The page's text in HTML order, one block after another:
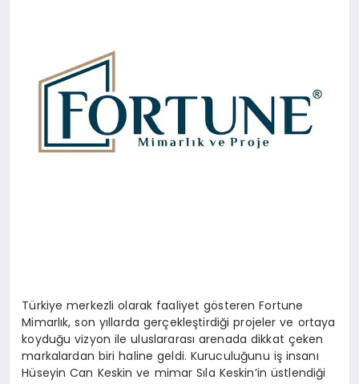
TEKNOLOJI
Türkiye merkezli olarak faaliyet gösteren Fortune
Mimarlık, son yıllarda gerçekleştirdiği projeler ve ortaya
koyduğu vizyon ile uluslararası arenada dikkat çeken
markalardan biri haline geldi. Kuruculuğunu iş insanı
Hüseyin Can Keskin ve mimar Sıla Keskin’in üstlendiği